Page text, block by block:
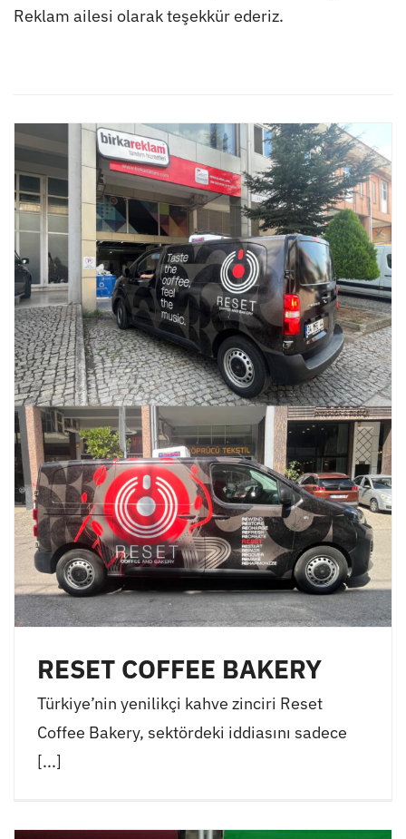
Reklam ailesi olarak teşekkür ederiz.
RESET COFFEE BAKERY
Türkiye’nin yenilikçi kahve zinciri Reset
Coffee Bakery, sektördeki iddiasını sadece
[...]